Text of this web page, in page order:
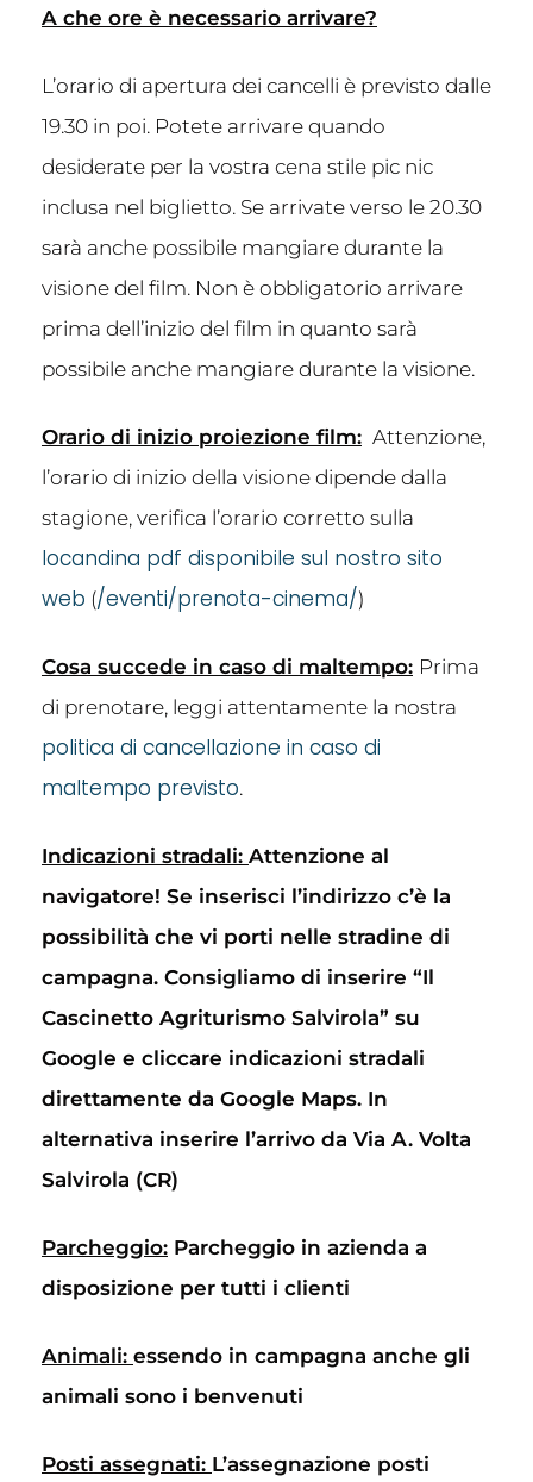
A che ore è necessario arrivare?
L’orario di apertura dei cancelli è previsto dalle
19.30 in poi. Potete arrivare quando
desiderate per la vostra cena stile pic nic
inclusa nel biglietto. Se arrivate verso le 20.30
sarà anche possibile mangiare durante la
visione del film. Non è obbligatorio arrivare
prima dell’inizio del film in quanto sarà
possibile anche mangiare durante la visione.
Orario di inizio proiezione film: Attenzione,
l’orario di inizio della visione dipende dalla
stagione, verifica l’orario corretto sulla
locandina pdf disponibile sul nostro sito
web (/eventi/prenota-cinema/)
Cosa succede in caso di maltempo: Prima
di prenotare, leggi attentamente la nostra
politica di cancellazione in caso di
maltempo previsto.
Indicazioni stradali: Attenzione al
navigatore! Se inserisci l’indirizzo c’è la
possibilità che vi porti nelle stradine di
campagna. Consigliamo di inserire “Il
Cascinetto Agriturismo Salvirola” su
Google e cliccare indicazioni stradali
direttamente da Google Maps. In
alternativa inserire l’arrivo da Via A. Volta
Salvirola (CR)
Parcheggio: Parcheggio in azienda a
disposizione per tutti i clienti
Animali: essendo in campagna anche gli
animali sono i benvenuti
Posti assegnati: L’assegnazione posti